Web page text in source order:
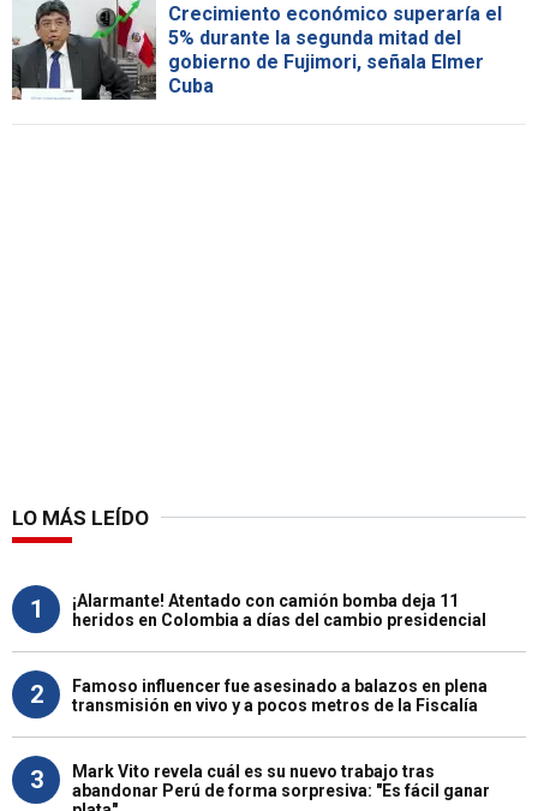
Crecimiento económico superaría el
5% durante la segunda mitad del
gobierno de Fujimori, señala Elmer
Cuba
LO MÁS LEÍDO
1
¡Alarmante! Atentado con camión bomba deja 11
heridos en Colombia a días del cambio presidencial
2
Famoso influencer fue asesinado a balazos en plena
transmisión en vivo y a pocos metros de la Fiscalía
3
Mark Vito revela cuál es su nuevo trabajo tras
abandonar Perú de forma sorpresiva: "Es fácil ganar